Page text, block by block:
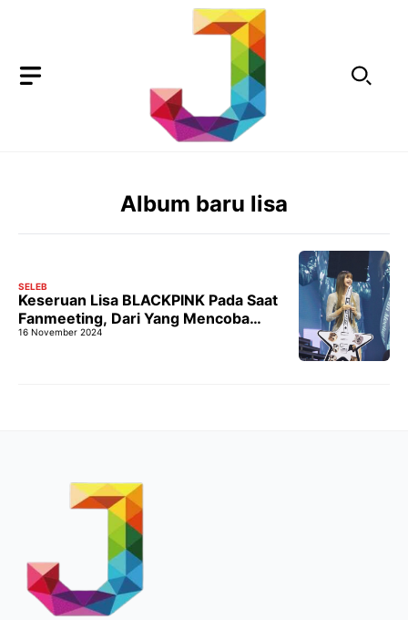
Album baru lisa
SELEB
Keseruan Lisa BLACKPINK Pada Saat
Fanmeeting, Dari Yang Mencoba
Makan Rendang Sampai Bocoran
16 November 2024